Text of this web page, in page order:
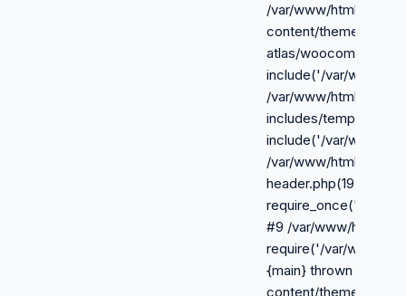
/var/www/html/wp-
content/themes/
atlas/
include('/var/www/
/var/www/html/wp-
includes/template-
include('/var/www/
/var/www/html/wp-
header.php(19):
require_once('/var/
#9 /var/www/html/
require('/var/www/
{main} thrown in /var/
content/themes/